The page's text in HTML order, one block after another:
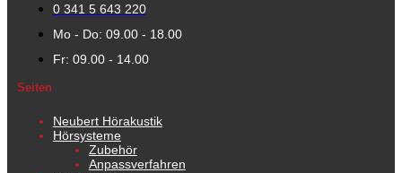
0 341 5 643 220
Mo - Do: 09.00 - 18.00
Fr: 09.00 - 14.00
Seiten
Neubert Hörakustik
Hörsysteme
Zubehör
Anpassverfahren